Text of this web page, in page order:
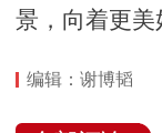
景，向着更美
编辑：谢博韬